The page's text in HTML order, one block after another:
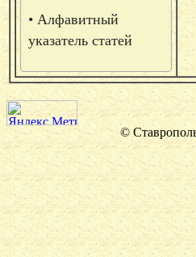
• Алфавитный
указатель статей
©